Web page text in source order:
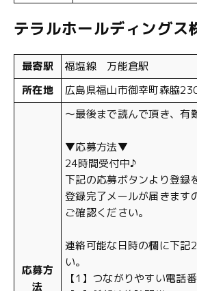
テラルホールディングス
最寄駅
福塩線 万能倉駅
所在地
広島県福山市御幸町森脇
応募方
法
〜最後まで読んで頂き、有
▼応募方法▼
24時間受付中♪
下記の応募ボタンより登録
登録完了メールが届きます
ご確認ください。
連絡可能な日時の欄に下記
い。
【1】つながりやすい電話